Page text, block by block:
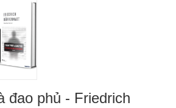
đao phủ - Friedrich